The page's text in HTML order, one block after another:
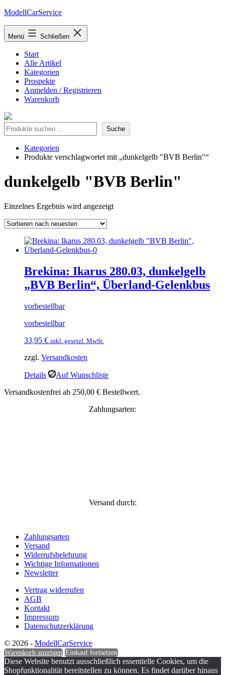
Zum
springen
ModellCarService
Menü Schließen
Start
Alle Artikel
Kategorien
Prospekte
Anmelden / Registrieren
Warenkorb
Suche Suche
Kategorien
Produkte verschlagwortet mit „dunkelgelb "BVB Berlin"“
dunkelgelb "BVB Berlin"
Einzelnes Ergebnis wird angezeigt
Brekina: Ikarus 280.03, dunkelgelb
„BVB Berlin“, Überland-Gelenkbus
vorbestellbar
vorbestellbar
33,95 € inkl. gesetzl. MwSt.
zzgl. Versandkosten
Details
Auf Wunschliste
Versandkostenfrei ab 250,00 € Bestellwert.
Zahlungsarten:
Versand durch:
Zahlungsarten
Versand
Widerrufsbelehrung
Wichtige Informationen
Newsletter
Vertrag widerrufen
AGB
Kontakt
Impressum
Datenschutzerklärung
© 2026 - ModellCarService
Warenkorb anzeigen Einkauf fortsetzen
Diese Website benutzt ausschließlich essentielle Cookies, um die
Shopfunktionalität bereitstellen zu können. Es findet darüber hinaus